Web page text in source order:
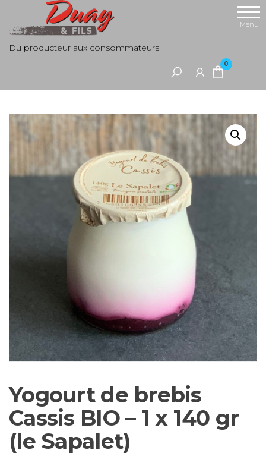
Du producteur aux consommateurs
0
Menu
Yogourt de brebis
Cassis BIO – 1 x 140 gr
(le Sapalet)